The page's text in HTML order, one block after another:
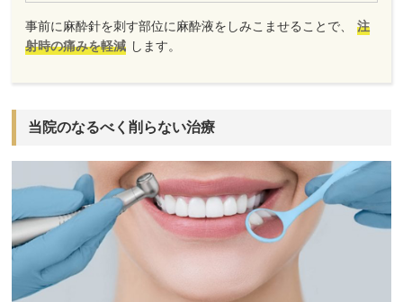
事前に麻酔針を刺す部位に麻酔液をしみこませることで、
注
射時の痛みを軽減 します。
当院のなるべく削らない治療